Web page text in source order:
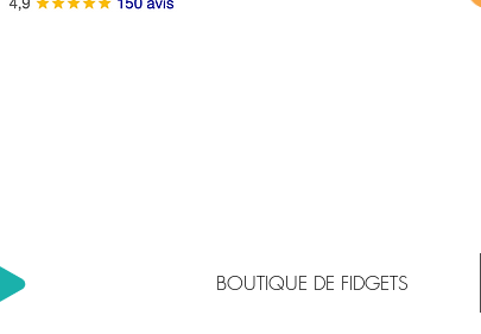
BOUTIQUE DE FIDGETS